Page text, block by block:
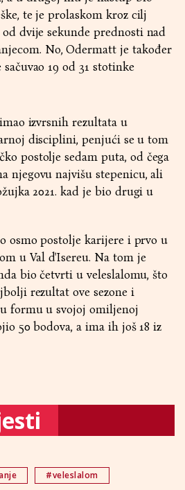
te je prolaskom kroz cilj
od dvije sekunde prednosti nad
No, Odermatt je također
19 od 31 stotinke
izvrsnih rezultata u
disciplini, penjući se u tom
postolje sedam puta, od čega
njegovu najvišu stepenicu, ali
2021. kad je bio drugi u
osmo postolje karijere i prvo u
u Val d'Isereu. Na tom je
bio četvrti u veleslalomu, što
rezultat ove sezone i
u formu u svojoj omiljenoj
50 bodova, a ima ih još 18 iz
#veleslalom